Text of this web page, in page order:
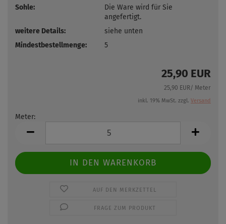
Sohle:
Die Ware wird für Sie
angefertigt.
weitere Details:
siehe unten
Mindestbestellmenge:
5
25,90 EUR
25,90 EUR/ Meter
inkl. 19% MwSt. zzgl. Versand
Meter:
AUF DEN MERKZETTEL
FRAGE ZUM PRODUKT